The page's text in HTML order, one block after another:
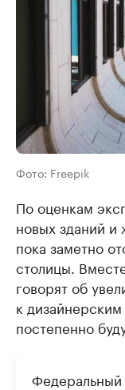
Фото: Freepik
По оценкам
новых зданий и
пока заметно
столицы.
говорят об
к
постепенно
Федеральный